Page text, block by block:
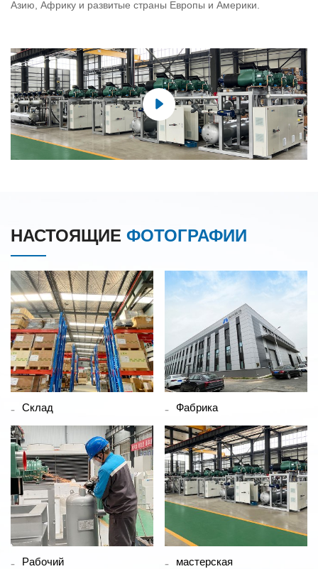
Азию, Африку и развитые страны Европы и Америки.
НАСТОЯЩИЕ ФОТОГРАФИИ
Склад
Рабочий
Фабрика
мастерская